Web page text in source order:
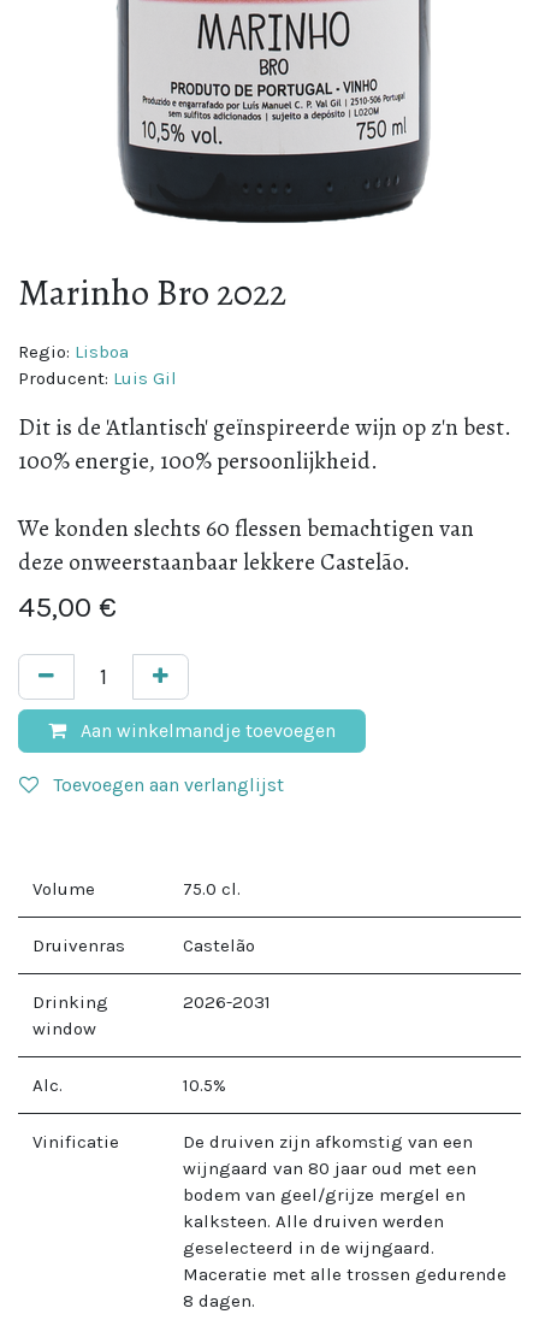
Marinho Bro 2022
Regio: Lisboa
Producent: Luis Gil
Dit is de 'Atlantisch' geïnspireerde wijn op z'n best.
100% energie, 100% persoonlijkheid.
We konden slechts 60 flessen bemachtigen van
deze onweerstaanbaar lekkere Castelão.
45,00 €
Aan winkelmandje toevoegen
Toevoegen aan verlanglijst
Volume 75.0 cl.
Druivenras Castelão
Drinking
window
2026-2031
Alc. 10.5%
Vinificatie
De druiven zijn afkomstig van een
wijngaard van 80 jaar oud met een
bodem van geel/grijze mergel en
kalksteen. Alle druiven werden
geselecteerd in de wijngaard.
Maceratie met alle trossen gedurende
8 dagen.